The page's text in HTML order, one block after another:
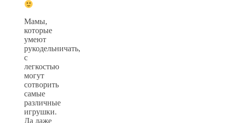
Мамы,
которые
умеют
рукодельничать,
с
легкостью
могут
сотворить
самые
различные
игрушки.
Да даже